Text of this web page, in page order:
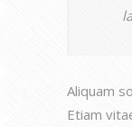
Aliquam
Etiam